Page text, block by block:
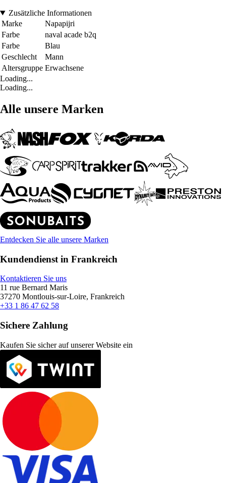
Zusätzliche Informationen
Marke
Napapijri
Farbe
naval acade b2q
Farbe
Blau
Geschlecht
Mann
Altersgruppe Erwachsene
Loading...
Loading...
Alle unsere Marken
Entdecken Sie alle unsere Marken
Kundendienst in Frankreich
Kontaktieren Sie uns
11 rue Bernard Maris
37270 Montlouis-sur-Loire, Frankreich
+33 1 86 47 62 58
Sichere Zahlung
Kaufen Sie sicher auf unserer Website ein